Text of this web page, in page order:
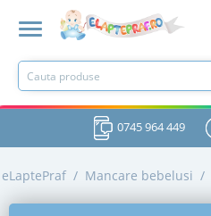
0745 964 449
eLaptePraf / Mancare bebelusi /